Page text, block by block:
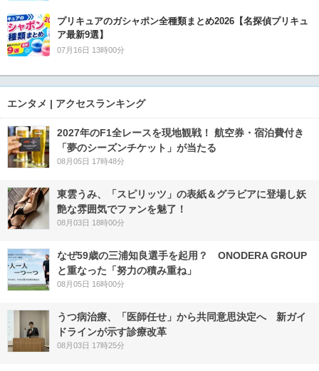
プリキュアのガシャポン全種類まとめ2026【名探偵プリキュ
ア最新9選】
07月16日 13時00分
エンタメ | アクセスランキング
2027年のF1全レースを現地観戦！ 航空券・宿泊費付き
「夢のシーズンチケット」が当たる
08月05日 17時48分
東雲うみ、「スピリッツ」の表紙＆グラビアに登場し妖
艶な雰囲気でファンを魅了！
08月03日 18時00分
なぜ59歳の三浦知良選手を起用？ ONODERA GROUP
と重なった「努力の積み重ね」
08月05日 16時00分
うつ病治療、「医師任せ」から共同意思決定へ 新ガイ
ドラインが示す診療改革
08月03日 17時25分